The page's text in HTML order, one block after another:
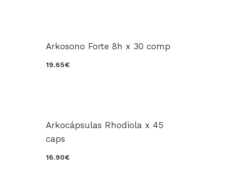
Arkosono Forte 8h x 30 comp
19.65€
Arkocápsulas Rhodiola x 45
caps
16.90€